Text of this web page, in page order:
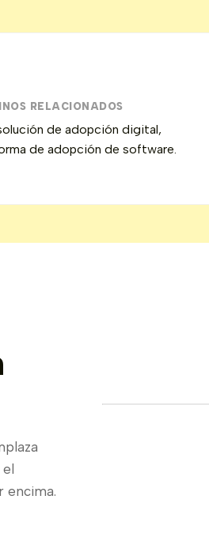
RELACIONADOS
de adopción digital,
de adopción de software.
encima.